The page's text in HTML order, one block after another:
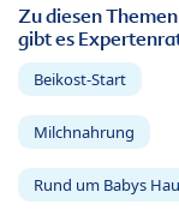
Zu diesen
gibt es
Beikost-Start
Milchnahrung
Rund um Babys